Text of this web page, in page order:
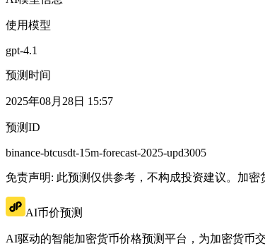
使用模型
gpt-4.1
预测时间
2025年08月28日 15:57
预测ID
binance-btcusdt-15m-forecast-2025-upd3005
免责声明: 此预测仅供参考，不构成投资建议。加
AI币价预测
AI驱动的智能加密货币价格预测平台，为加密货币